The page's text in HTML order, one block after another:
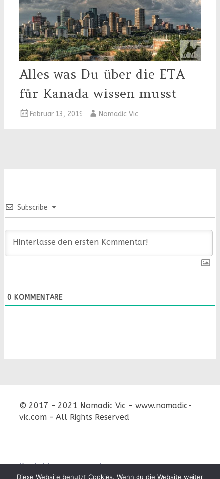
Alles was Du über die ETA
für Kanada wissen musst
Februar 13, 2019 Nomadic Vic
Subscribe
0 KOMMENTARE
© 2017 – 2021 Nomadic Vic – www.nomadic-
vic.com – All Rights Reserved
Kontakt
Impressum
Diese Website benutzt Cookies. Wenn du die Website weiter